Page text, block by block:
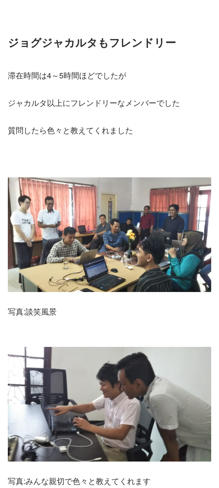
ジョグジャカルタもフレンドリー
滞在時間は4～5時間ほどでしたが
ジャカルタ以上にフレンドリーなメンバーでした
質問したら色々と教えてくれました
写真:談笑風景
写真:みんな親切で色々と教えてくれます